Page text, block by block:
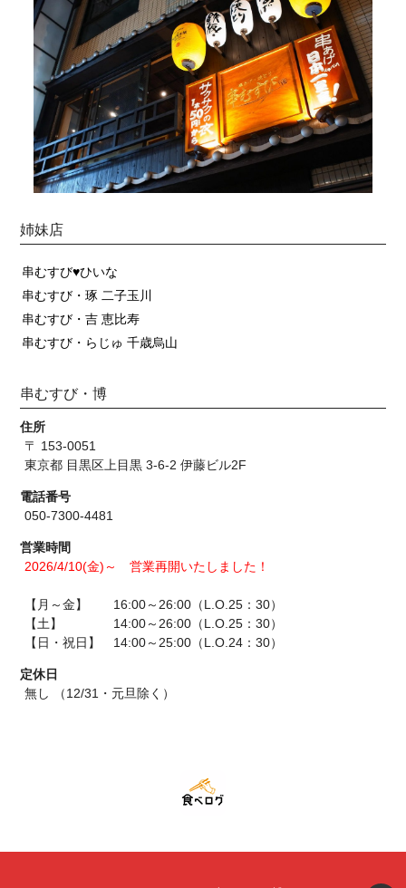
姉妹店
串むすび♥ひいな
串むすび・琢 二子玉川
串むすび・吉 恵比寿
串むすび・らじゅ 千歳烏山
串むすび・博
住所
〒 153-0051
東京都 目黒区上目黒 3-6-2 伊藤ビル2F
電話番号
050-7300-4481
営業時間
2026/4/10(金)～ 営業再開いたしました！
【月～金】 16:00～26:00（L.O.25：30）
【土】 14:00～26:00（L.O.25：30）
【日・祝日】 14:00～25:00（L.O.24：30）
定休日
無し （12/31・元旦除く）